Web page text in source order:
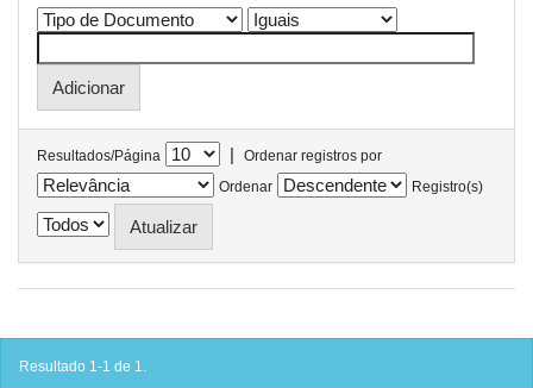
Resultados/Página |
Ordenar registros por
Ordenar
Registro(s)
Resultado 1-1 de 1.